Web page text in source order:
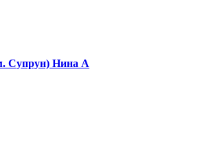
Супрун) Нина А